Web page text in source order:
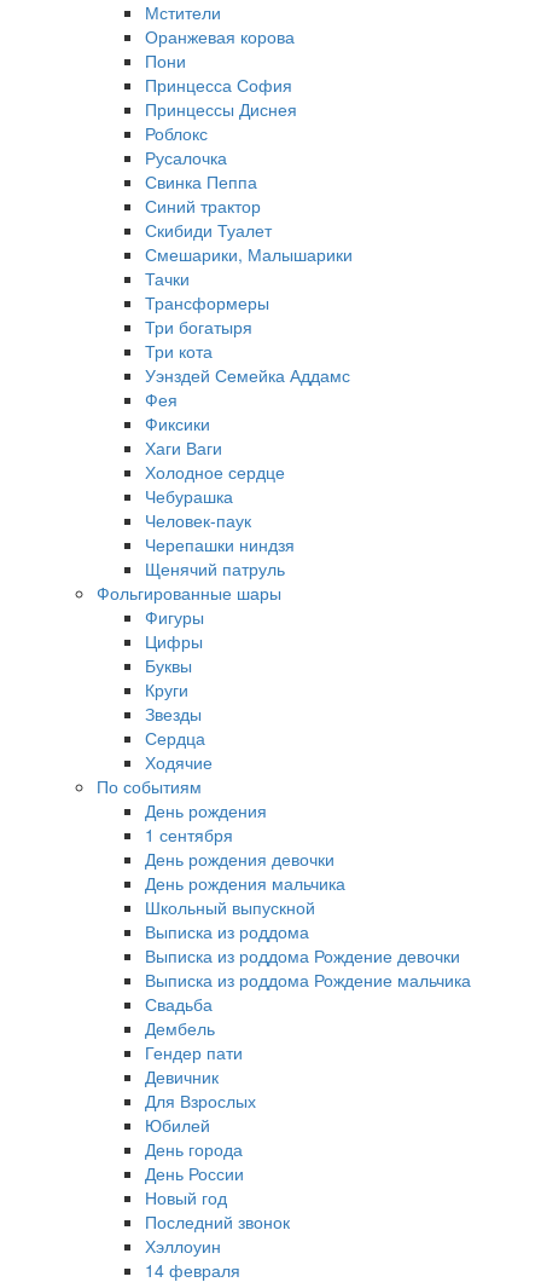
Мстители
Оранжевая корова
Пони
Принцесса София
Принцессы Диснея
Роблокс
Русалочка
Свинка Пеппа
Синий трактор
Скибиди Туалет
Смешарики, Малышарики
Тачки
Трансформеры
Три богатыря
Три кота
Уэнздей Семейка Аддамс
Фея
Фиксики
Хаги Ваги
Холодное сердце
Чебурашка
Человек-паук
Черепашки ниндзя
Щенячий патруль
Фольгированные шары
Фигуры
Цифры
Буквы
Круги
Звезды
Сердца
Ходячие
По событиям
День рождения
1 сентября
День рождения девочки
День рождения мальчика
Школьный выпускной
Выписка из роддома
Выписка из роддома Рождение девочки
Выписка из роддома Рождение мальчика
Свадьба
Дембель
Гендер пати
Девичник
Для Взрослых
Юбилей
День города
День России
Новый год
Последний звонок
Хэллоуин
14 февраля